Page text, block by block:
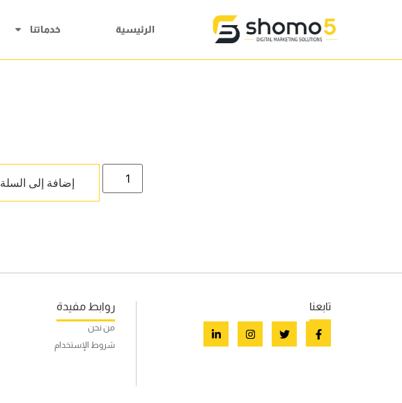
الرئيسية خدماتنا
إضافة إلى السلة
روابط مفيدة
من نحن
شروط الإستخدام
تابعنا